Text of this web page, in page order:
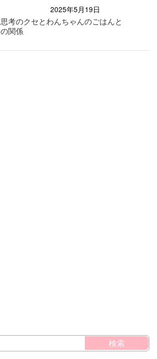
2025年5月19日
思考のクセとわんちゃんのごはんと
の関係